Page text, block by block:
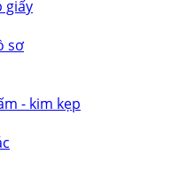
giấy
sơ
- kim kẹp